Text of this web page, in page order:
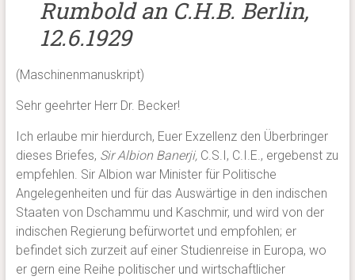
Rumbold an C.H.B. Berlin,
12.6.1929
(Maschinenmanuskript)
Sehr geehrter Herr Dr. Becker!
Ich erlaube mir hierdurch, Euer Exzellenz den Überbringer
dieses Briefes, Sir Albion Banerji,C.S.I, C.I.E., ergebenst zu
empfehlen. Sir Albion war Minister für Politische
Angelegenheiten und für das Auswärtige in den indischen
Staaten von Dschammu und Kaschmir, und wird von der
indischen Regierung befürwortet und empfohlen; er
befindet sich zurzeit auf einer Studienreise in Europa, wo
er gern eine Reihe politischer und wirtschaftlicher